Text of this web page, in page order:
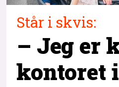
Står i skvis:
– Jeg er
kontoret